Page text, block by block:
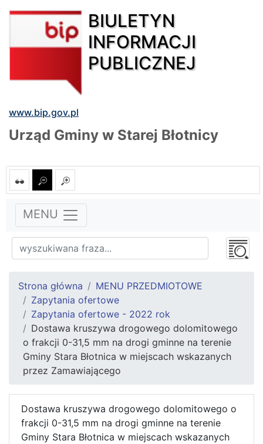
BIULETYN
INFORMACJI
PUBLICZNEJ
www.bip.gov.pl
Urząd Gminy w Starej Błotnicy
MENU
Strona główna
MENU PRZEDMIOTOWE
Zapytania ofertowe
Zapytania ofertowe - 2022 rok
Dostawa kruszywa drogowego dolomitowego
o frakcji 0-31,5 mm na drogi gminne na terenie
Gminy Stara Błotnica w miejscach wskazanych
przez Zamawiającego
Dostawa kruszywa drogowego dolomitowego o
frakcji 0-31,5 mm na drogi gminne na terenie
Gminy Stara Błotnica w miejscach wskazanych